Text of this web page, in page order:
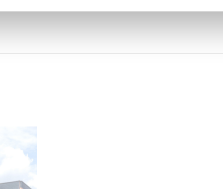
hebben verzameld op basis van uw gebruik van hun services.